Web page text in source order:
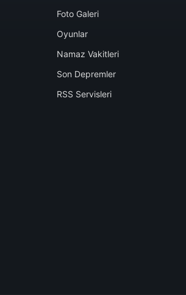
Foto Galeri
Oyunlar
Namaz Vakitleri
Son Depremler
RSS Servisleri